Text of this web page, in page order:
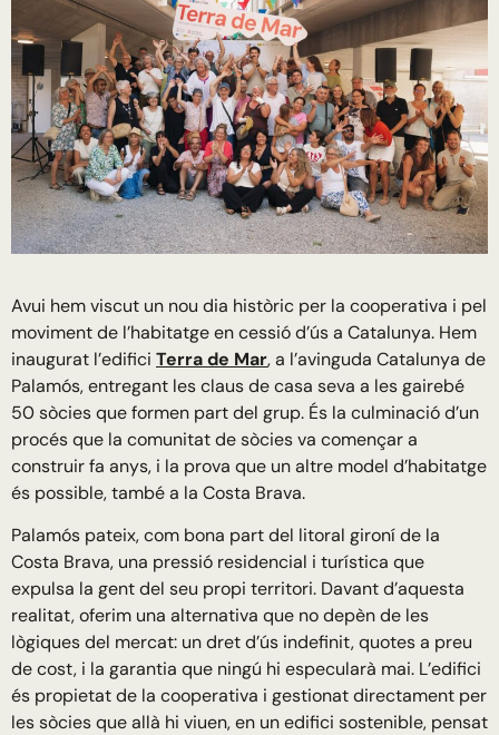
Avui hem viscut un nou dia històric per la cooperativa i pel
moviment de l’habitatge en cessió d’ús a Catalunya. Hem
inaugurat l’edifici Terra de Mar, a l’avinguda Catalunya de
Palamós, entregant les claus de casa seva a les gairebé
50 sòcies que formen part del grup. És la culminació d’un
procés que la comunitat de sòcies va començar a
construir fa anys, i la prova que un altre model d’habitatge
és possible, també a la Costa Brava.
Palamós pateix, com bona part del litoral gironí de la
Costa Brava, una pressió residencial i turística que
expulsa la gent del seu propi territori. Davant d’aquesta
realitat, oferim una alternativa que no depèn de les
lògiques del mercat: un dret d’ús indefinit, quotes a preu
de cost, i la garantia que ningú hi especularà mai. L’edifici
és propietat de la cooperativa i gestionat directament per
les sòcies que allà hi viuen, en un edifici sostenible, pensat